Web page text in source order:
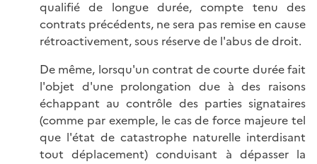
qualifié de longue durée, compte tenu des
contrats précédents, ne sera pas remise en cause
rétroactivement, sous réserve de l'abus de droit.
De même, lorsqu'un contrat de courte durée fait
l'objet d'une prolongation due à des raisons
échappant au contrôle des parties signataires
(comme par exemple, le cas de force majeure tel
que l'état de catastrophe naturelle interdisant
tout déplacement) conduisant à dépasser la